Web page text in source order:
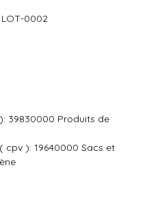
0002
39830000 Produits de
cpv ): 19640000 Sacs et